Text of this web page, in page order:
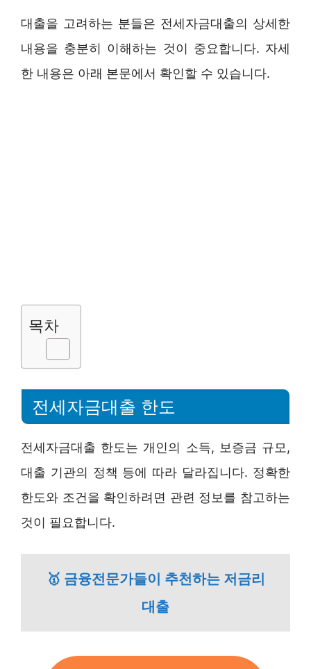
대출을 고려하는 분들은 전세자금대출의 상세한
내용을 충분히 이해하는 것이 중요합니다. 자세
한 내용은 아래 본문에서 확인할 수 있습니다.
목차
전세자금대출 한도
전세자금대출 한도는 개인의 소득, 보증금 규모,
대출 기관의 정책 등에 따라 달라집니다. 정확한
한도와 조건을 확인하려면 관련 정보를 참고하는
것이 필요합니다.
🥇 금융전문가들이 추천하는 저금리
대출